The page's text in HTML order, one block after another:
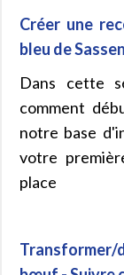
Créer une
bleu de
Dans cette
comment
notre base
votre
place
Transformer/